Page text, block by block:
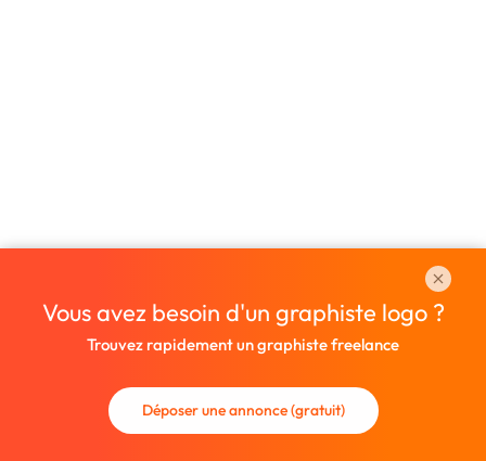
Vous avez besoin d'un graphiste logo ?
Trouvez rapidement un graphiste freelance
Déposer une annonce (gratuit)